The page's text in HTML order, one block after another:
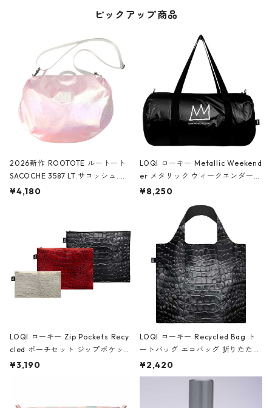
ピックアップ商品
2026新作 ROOTOTE ルートート
SACOCHE 3587 LT.サコッシュ.ル
ミエ-B ショルダーバッグ グロスピ
¥4,180
LOQI ローキー Metallic Weekend
er メタリック ウィークエンダー
ボストンバッグ ショルダーバッグ
Black ジャン=ミッシェル・バスキ
ア/クラウン ブラック
¥8,250
LOQI ローキー Zip Pockets Recy
cled ポーチセット ジップポケット
ファスナーポーチ 撥水加工 トラベ
¥3,190
LOQI ローキー Recycled Bag ト
ートバッグ エコバッグ 折りたたみ
大きめ 撥水加工 収納ポーチ CRO
CODILE/Black クロコダイル/ブラ
¥2,420